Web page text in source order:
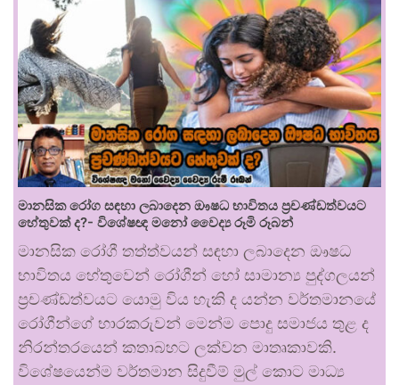
මානසික රෝග සඳහා ලබාදෙන ඖෂධ භාවිතය ප්‍රචණ්ඩත්වයට
හේතුවක් ද?- විශේෂඥ මනෝ වෛද්‍ය රූමි රූබන්
මානසික රෝගී තත්ත්වයන් සඳහා ලබාදෙන ඖෂධ
භාවිතය හේතුවෙන් රෝගීන් හෝ සාමාන්‍ය පුද්ගලයන්
ප්‍රචණ්ඩත්වයට යොමු විය හැකි ද යන්න වර්තමානයේ
රෝගීන්ගේ භාරකරුවන් මෙන්ම පොදු සමාජය තුළ ද
නිරන්තරයෙන් කතාබහට ලක්වන මාතෘකාවකි.
විශේෂයෙන්ම වර්තමාන සිදුවීම් මුල් කොට මාධ්‍ය